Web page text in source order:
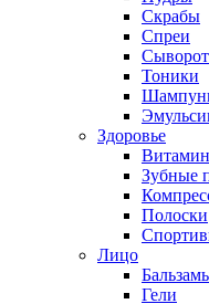
Скрабы
Спреи
Тоники
Здоровье
Зубные
Полоски
Лицо
Гели